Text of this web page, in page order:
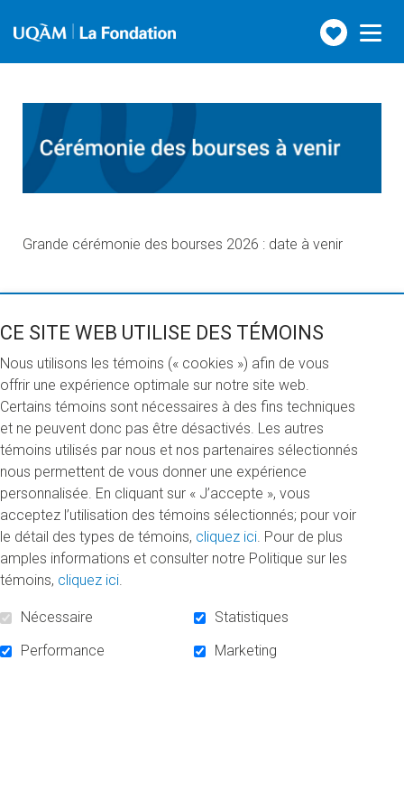
Faire
un
Toggle
navigation
Grande cérémonie des bourses 2026 : date à venir
ACCUEIL
NOUS JOINDRE
SOCIOFINANCEMENT
INFOLETTRE
S'ABONNER À L'INFOLETTRE
FacebookLinkedinInstagram
CE SITE WEB UTILISE DES TÉMOINS
Nous utilisons les témoins (« cookies ») afin de vous
offrir une expérience optimale sur notre site web.
Certains témoins sont nécessaires à des fins techniques
et ne peuvent donc pas être désactivés. Les autres
témoins utilisés par nous et nos partenaires sélectionnés
nous permettent de vous donner une expérience
personnalisée. En cliquant sur « J’accepte », vous
acceptez l’utilisation des témoins sélectionnés; pour voir
le détail des types de témoins, cliquez ici . Pour de plus
amples informations et consulter notre Politique sur les
témoins, cliquez ici
Nécessaire
Statistiques
Performance
Marketing